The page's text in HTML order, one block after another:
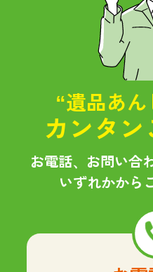
“遺品あ
カンタ
お電話、お問い合
いずれかから